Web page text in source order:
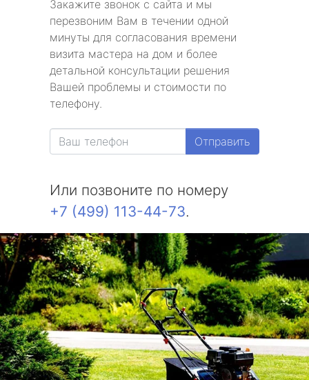
Закажите звонок с сайта и мы
перезвоним Вам в течении одной
минуты для согласования времени
визита мастера на дом и более
детальной консультации решения
Вашей проблемы и стоимости по
телефону.
Отправить
Или позвоните по номеру
+7 (499) 113-44-73.